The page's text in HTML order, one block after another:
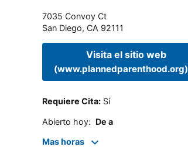
7035 Convoy Ct
San Diego, CA 92111
Visita el sitio web
(www.plannedparenthood.org)
Requiere Cita: Sí
Abierto hoy: De a
Mas horas